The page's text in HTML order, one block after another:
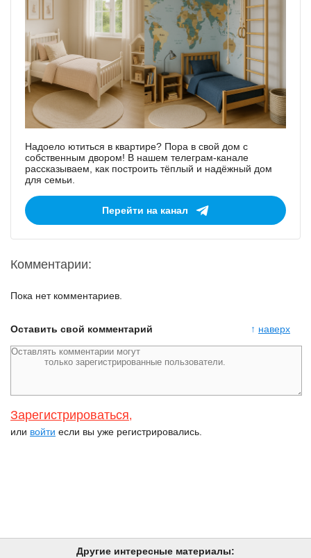
Надоело ютиться в квартире? Пора в свой дом с
собственным двором! В нашем телеграм-канале
рассказываем, как построить тёплый и надёжный дом
для семьи.
Перейти на канал
Комментарии:
Пока нет комментариев.
↑ наверх
Оставить свой комментарий
Зарегистрироваться,
или войти если вы уже регистрировались.
Другие интересные материалы: